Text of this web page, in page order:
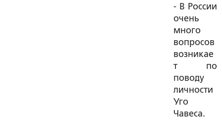
- В России
очень
много
вопросов
возникае
т по
поводу
личности
Уго
Чавеса.